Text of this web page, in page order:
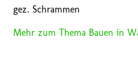
gez. Schrammen
Mehr zum Thema Bauen in